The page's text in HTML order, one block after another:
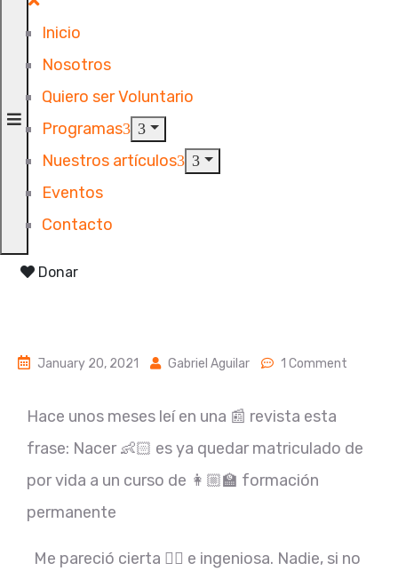
Inicio
Nosotros
Quiero ser Voluntario
Programas
Nuestros artículos
Eventos
Contacto
Donar
January 20, 2021 Gabriel Aguilar 1 Comment
Hace unos meses leí en una 📰 revista esta
frase: Nacer 👶🏻 es ya quedar matriculado de
por vida a un curso de 👩🏼‍🏫 formación
permanente
Me pareció cierta 👍🏻 e ingeniosa. Nadie, si no